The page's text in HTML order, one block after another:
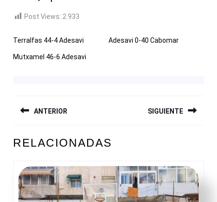
Post Views: 2.933
Terralfas 44-4 Adesavi Adesavi 0-40 Cabomar
Mutxamel 46-6 Adesavi
DE
ANTERIOR
anterior:
SIGUIENTE
entrada:
RELACIONADAS